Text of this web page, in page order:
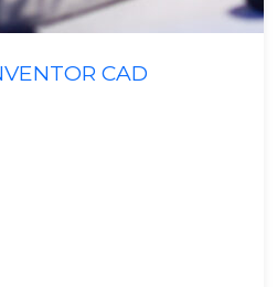
CAD